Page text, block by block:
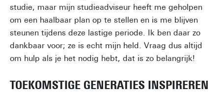
studie, maar mijn studieadviseur heeft me geholpen
om een haalbaar plan op te stellen en is me blijven
steunen tijdens deze lastige periode. Ik ben daar zo
dankbaar voor; ze is echt mijn held. Vraag dus altijd
om hulp als je het nodig hebt, dat is zo belangrijk!
TOEKOMSTIGE GENERATIES INSPIREREN